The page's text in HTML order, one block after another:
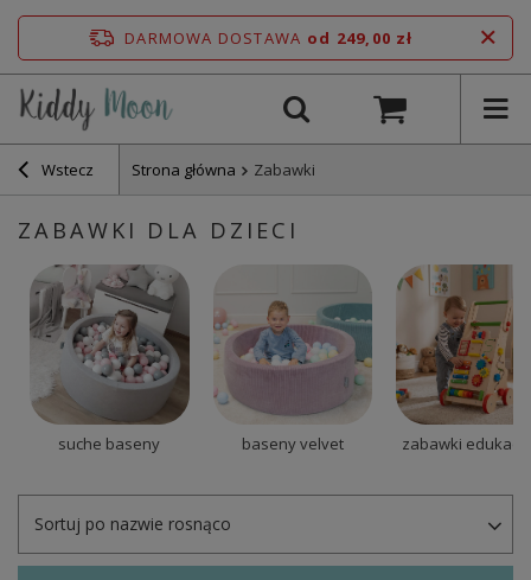
DARMOWA DOSTAWA od 249,00 zł
Wstecz Strona główna Zabawki
ZABAWKI DLA DZIECI
suche baseny baseny velvet zabawki
Sortuj po nazwie rosnąco